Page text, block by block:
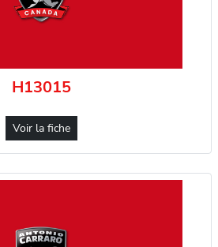
H13015
Voir la fiche